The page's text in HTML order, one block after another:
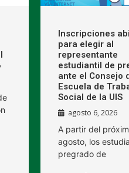
Inscripciones
para elegir al
representante
estudiantil de
ante el Consejo
Escuela de
Social de la UIS
agosto 6, 2026
A partir del
agosto, los
pregrado de